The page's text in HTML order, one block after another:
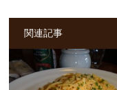
関連記事